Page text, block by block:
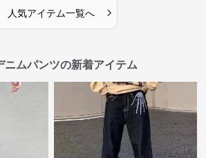
人気アイテム一覧へ ›
ニムパンツの新着アイテム